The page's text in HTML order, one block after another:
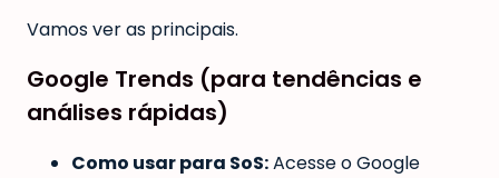
Vamos ver as principais.
Google Trends (para tendências e
análises rápidas)
Como usar para SoS:Acesse o Google